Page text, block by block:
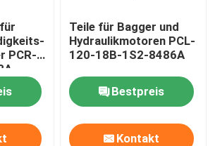
PCR-
Teile für Bagger und
Hydraulikmotoren PCL-
120-18B-1S2-8486A
Bestpreis
Kontakt